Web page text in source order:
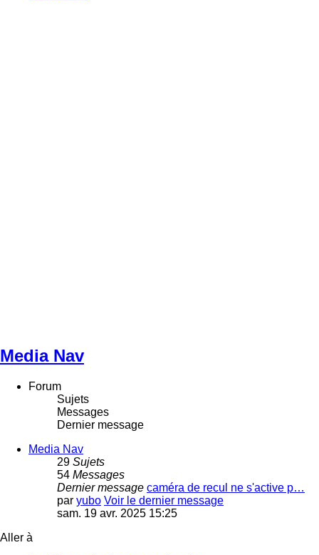
Media Nav
Forum
Sujets
Messages
Dernier message
Media Nav
29 Sujets
54 Messages
Dernier message caméra de recul ne s'active p…
par yubo Voir le dernier message
sam. 19 avr. 2025 15:25
Aller à